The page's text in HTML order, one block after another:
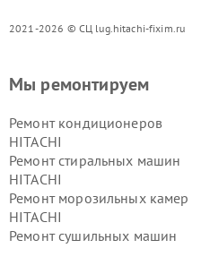
2021-2026 © СЦ lug.hitachi-fixim.ru
Мы ремонтируем
Ремонт кондиционеров
HITACHI
Ремонт стиральных машин
HITACHI
Ремонт морозильных камер
HITACHI
Ремонт сушильных машин